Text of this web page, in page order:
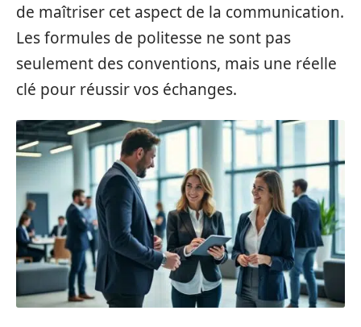
de maîtriser cet aspect de la communication.
Les formules de politesse ne sont pas
seulement des conventions, mais une réelle
clé pour réussir vos échanges.